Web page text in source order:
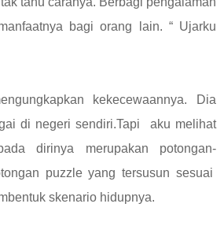
bagi orang lain. “ Ujarku
kekecewaannya. Dia
di negeri sendiri.Tapi aku melihat
dirinya merupakan potongan-
puzzle yang tersusun sesuai
skenario hidupnya.